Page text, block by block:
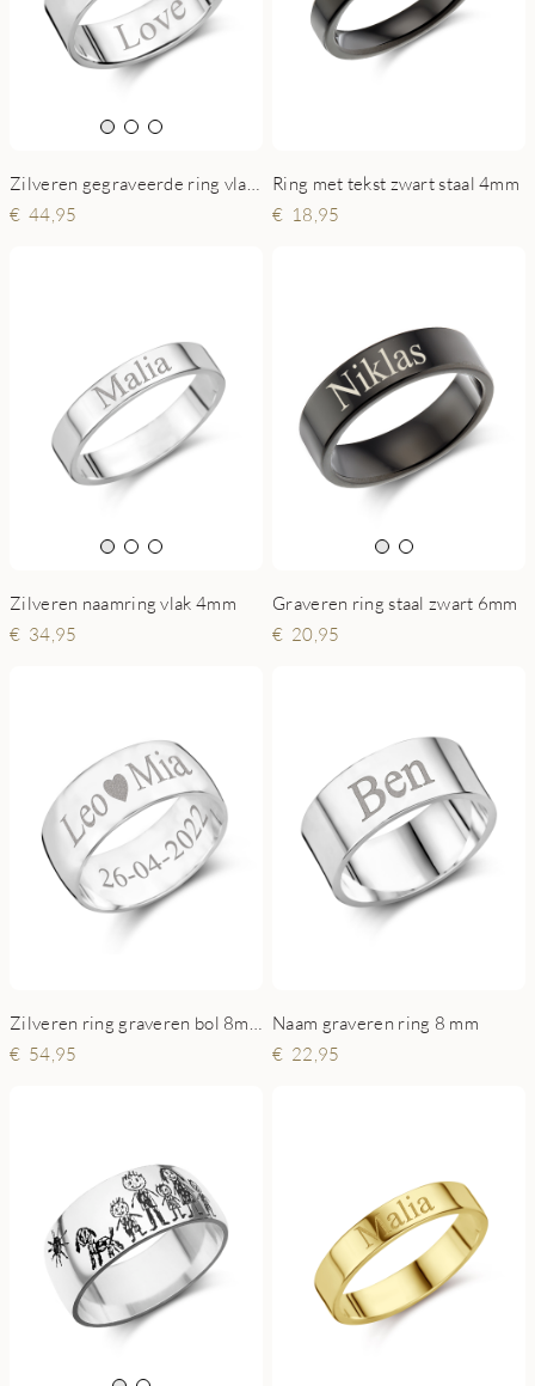
44,95
Ring met tekst zwart staal 4mm
18,95
Zilveren naamring vlak 4mm
34,95
Graveren ring staal zwart 6mm
20,95
54,95
Naam graveren ring 8 mm
22,95